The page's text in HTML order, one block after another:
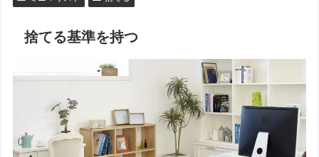
捨てる基準を持つ